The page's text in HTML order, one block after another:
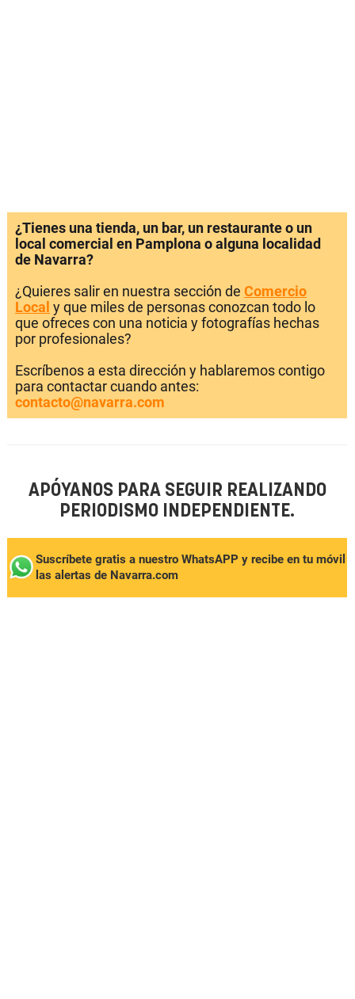
¿Tienes una tienda, un bar, un restaurante o un
local comercial en Pamplona o alguna localidad
de Navarra?
¿Quieres salir en nuestra sección de Comercio
Local y que miles de personas conozcan todo lo
que ofreces con una noticia y fotografías hechas
por profesionales?
Escríbenos a esta dirección y hablaremos contigo
para contactar cuando antes:
contacto@navarra.com
APÓYANOS PARA SEGUIR REALIZANDO
PERIODISMO INDEPENDIENTE.
Suscríbete gratis a nuestro WhatsAPP y recibe en tu móvil
las alertas de Navarra.com